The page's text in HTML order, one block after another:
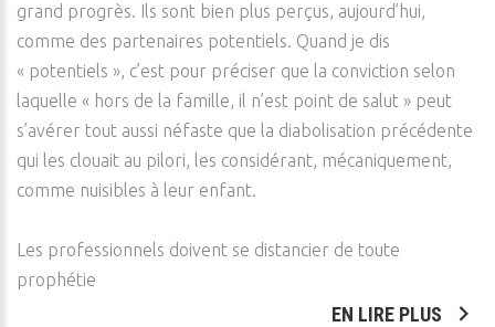
grand progrès. Ils sont bien plus perçus, aujourd’hui,
comme des partenaires potentiels. Quand je dis
« potentiels », c’est pour préciser que la conviction selon
laquelle « hors de la famille, il n’est point de salut » peut
s’avérer tout aussi néfaste que la diabolisation précédente
qui les clouait au pilori, les considérant, mécaniquement,
comme nuisibles à leur enfant.
Les professionnels doivent se distancier de toute
prophétie
EN LIRE PLUS